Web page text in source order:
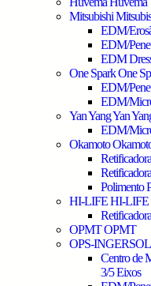
Mitsubishi
EDM/
EDM/
EDM
One SparkOne
EDM/
EDM/
Yan YangYan
EDM/
Okamoto
Polimento
HI-LIFEHI-LIFE
OPMTOPMT
OPS-
Centro de
3/5 Eixos